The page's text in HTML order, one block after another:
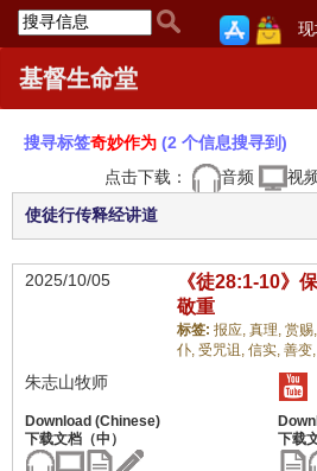
基督生命堂
搜寻标签奇妙作为 (2 个信息搜寻到)
点击下载：
音频 视
使徒行传释经讲道
2025/10/05
《徒28:1-10》
敬重
标签: 报应, 真理, 赏赐,
仆, 受咒诅, 信实, 善变,
朱志山牧师